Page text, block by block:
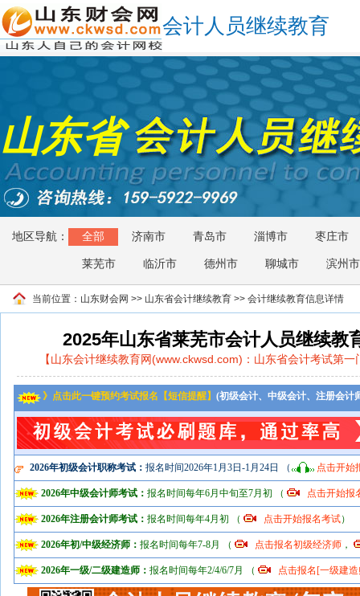
会计人员继续教育
山东省
地区导航： 全部 济南市 青岛市 淄博市 枣庄市
莱芜市 临沂市 德州市 聊城市 滨州市
当前位置： 山东财会网 >> 山东省会计继续教育 >> 会计继续教育信息详情
2025年山东省莱芜市会计人员继续教
【山东会计继续教育网(www.ckwsd.com)：山东省会计考试第一
》点击此一键预约考试报名【短信提醒】(初级会计、中级会计、注册会
2026年初级会计职称考试：报名时间2026年1月3日-1月24日 （ 点击开始
2026年中级会计师考试：报名时间每年6月中旬至7月初 （ 点击开始报
2026年注册会计师考试：报名时间每年4月初 （ 点击开始报名考试）
2026年初/中级经济师：报名时间每年7-8月 （ 点击报名初级经济师 ，
2026年一级/二级建造师：报名时间每年2/4/6/7月 （ 点击报名[一级建